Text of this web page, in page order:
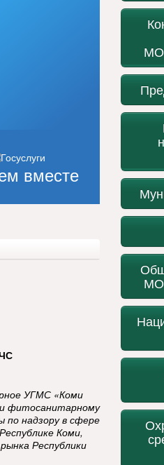
вместе
УГМС «Коми
фитосанитарному
по надзору в сфере
Коми,
Республики
МО
МО